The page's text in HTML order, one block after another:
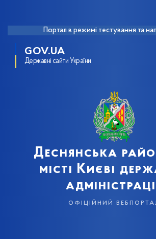
Портал в режимі тестування та
GOV.UA
Державні сайти України
Деснянська
місті Києві
офіційний